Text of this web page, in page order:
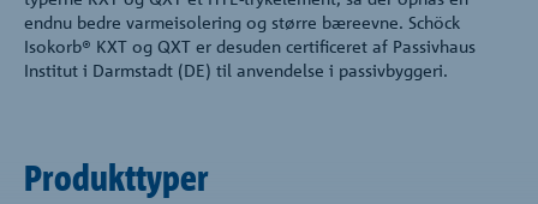
endnu bedre varmeisolering og større bæreevne. Schöck
Isokorb® KXT og QXT er desuden certificeret af Passivhaus
Institut i Darmstadt (DE) til anvendelse i passivbyggeri.
Produkttyper